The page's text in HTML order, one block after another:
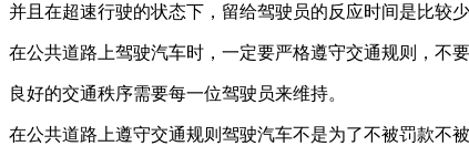
并且在超速行驶的状态下，留给驾驶员的反应时间是比较
在公共道路上驾驶汽车时，一定要严格遵守交通规则，不
良好的交通秩序需要每一位驾驶员来维持。
在公共道路上遵守交通规则驾驶汽车不是为了不被罚款不